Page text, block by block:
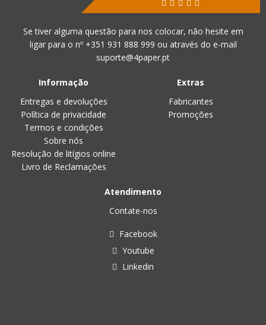
Se tiver alguma questão para nos colocar, não hesite em
ligar para o nº +351 931 888 999 ou através do e-mail
suporte@4paper.pt
Informação
Entregas e devoluções
Política de privacidade
Termos e condições
Sobre nós
Resolução de litígios online
Livro de Reclamações
Extras
Fabricantes
Promoções
Atendimento
Contate-nos
Facebook
Youtube
Linkedin